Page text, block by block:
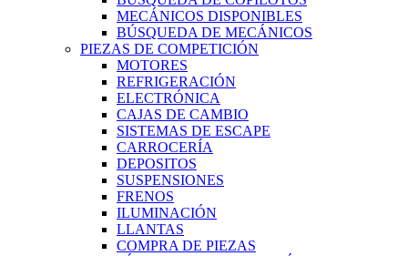
MECÁNICOS DISPONIBLES
BÚSQUEDA DE MECÁNICOS
PIEZAS DE COMPETICIÓN
MOTORES
REFRIGERACIÓN
ELECTRÓNICA
CAJAS DE CAMBIO
SISTEMAS DE ESCAPE
CARROCERÍA
DEPOSITOS
SUSPENSIONES
FRENOS
ILUMINACIÓN
LLANTAS
COMPRA DE PIEZAS